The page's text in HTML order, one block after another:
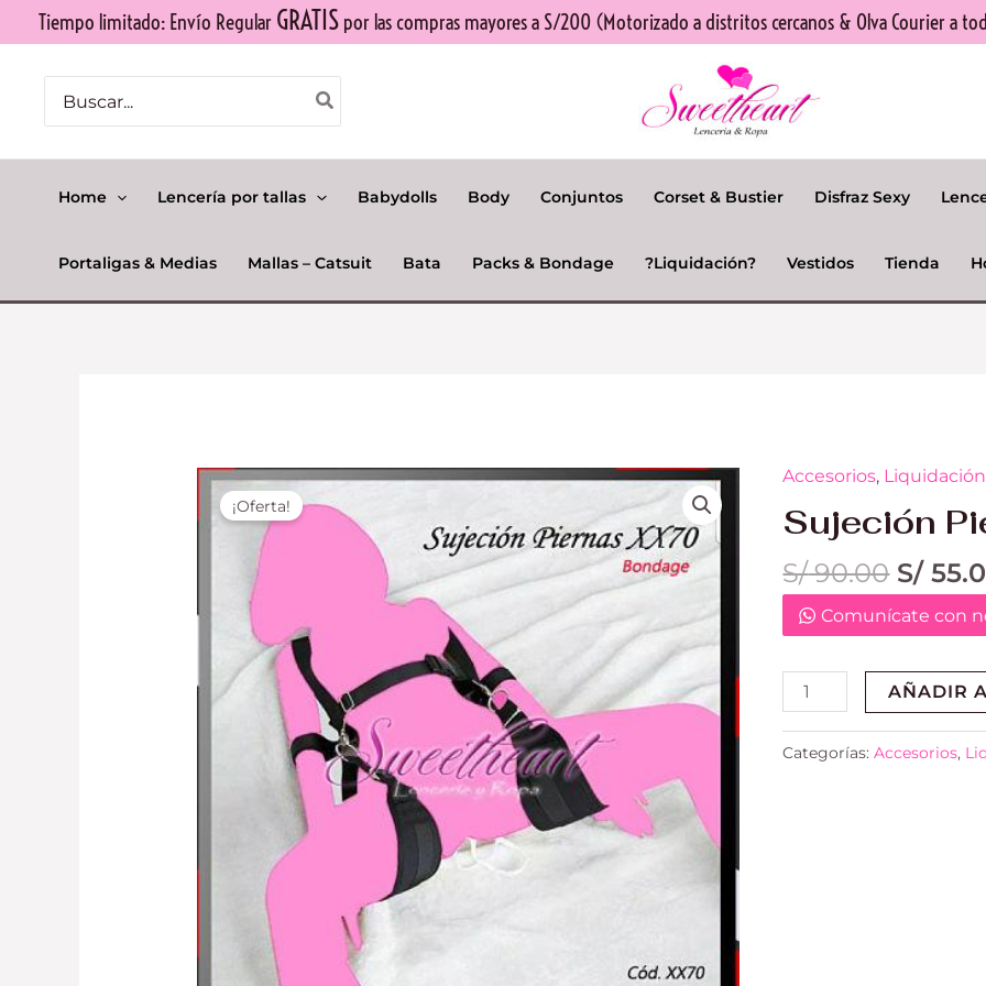
al
Tiempo limitado: Envío Regular GRATIS por las compras mayores a S/200 (Motorizado a distritos cercanos & Olva Courier a
por:
Home Lencería por tallas Babydolls Body Conjuntos Corset & Bustier Disfraz Sexy
Portaligas & Medias Mallas – Catsuit Bata Packs & Bondage ?Liquidación? Vestidos Tienda
¡Oferta!
Accesorios, Liquidación
Sujeción
S/90.00
El
precio
era:
S/
S/
Comunícate con
Sujeción
Piernas
XX70
cantidad
AÑADIR
Categorías:Accesorios,